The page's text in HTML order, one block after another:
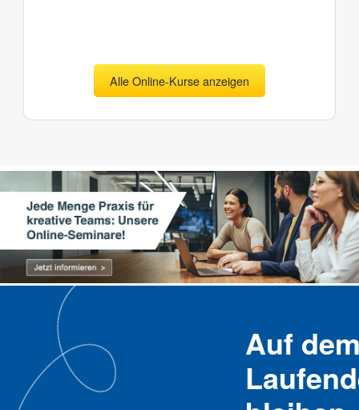
Alle Online-Kurse anzeigen
Auf